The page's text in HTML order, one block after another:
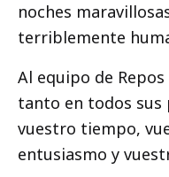
noches
terriblemente
Al equipo de
tanto en todos sus
vuestro tiempo,
entusiasmo y